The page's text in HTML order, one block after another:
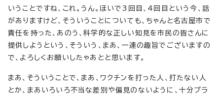
いうことですね、これ。うん。ほいで3回目、4回目という今、話
がありますけど、そういうことについても、ちゃんと名古屋市で
責任を持った、あのう、科学的な正しい知見を市民の皆さんに
提供しようという、そういう、まあ、一連の趣旨でございますの
で、よろしくお願いしたゃあとと思います。
まあ、そういうことで、まあ、ワクチンを打った人、打たない人
とか、まあいろいろ不当な差別や偏見のないように、十分プラ